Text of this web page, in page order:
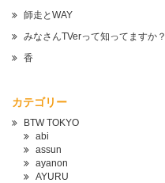
師走とWAY
みなさんTVerって知ってますか？
香
カテゴリー
BTW TOKYO
abi
assun
ayanon
AYURU